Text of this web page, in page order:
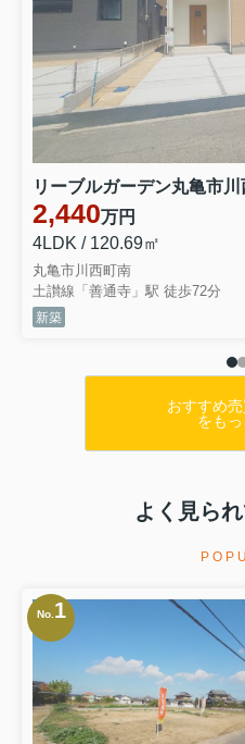
2,440万円
4LDK / 120.69㎡
丸亀市川西町南
土讃線「善通寺」駅 徒歩72分
新築
おすすめ
をも
よく見ら
No. 1